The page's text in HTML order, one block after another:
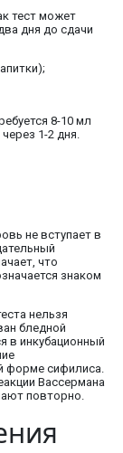
тест может
дня до сдачи
8-10 мл
1-2 дня.
не вступает в
что
знаком
нельзя
бледной
в инкубационный
форме сифилиса.
Вассермана
повторно.